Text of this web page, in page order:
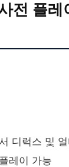
전 플레
디럭스 및
레이 가능